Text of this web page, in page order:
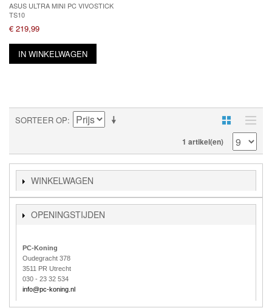
ASUS ULTRA MINI PC VIVOSTICK
TS10
€ 219,99
IN WINKELWAGEN
SORTEER OP
1 artikel(en)
WINKELWAGEN
OPENINGSTIJDEN
PC-Koning
Oudegracht 378
3511 PR Utrecht
030 - 23 32 534
info@pc-koning.nl